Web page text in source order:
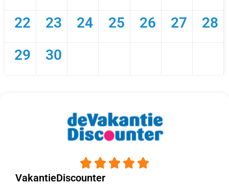
22
23 24 25 26 27
28
29
30
    
VakantieDiscounter